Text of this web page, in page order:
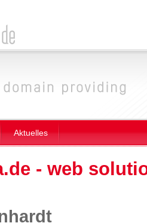
Aktuelles
- web